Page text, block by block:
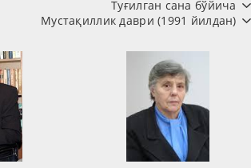
Туғилган сана бўйича
Мустақиллик даври (1991 йилдан)